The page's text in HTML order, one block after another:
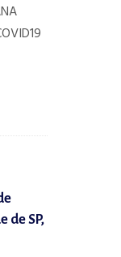
de SP,